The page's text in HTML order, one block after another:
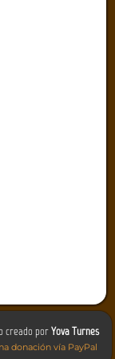
creado porYova Turnes
donación vía PayPal